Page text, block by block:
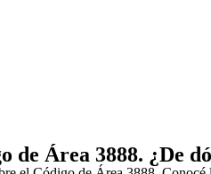
de Área 3888. ¿De